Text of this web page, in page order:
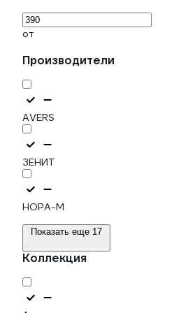
от
Производители
AVERS
ЗЕНИТ
НОРА-М
Показать еще 17
Коллекция